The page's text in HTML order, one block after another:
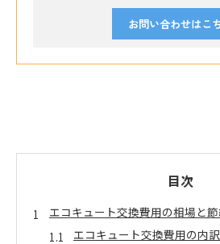
お問い合わせはこ
目次
エコキュート交換費用の相場と
エコキュート交換費用の内